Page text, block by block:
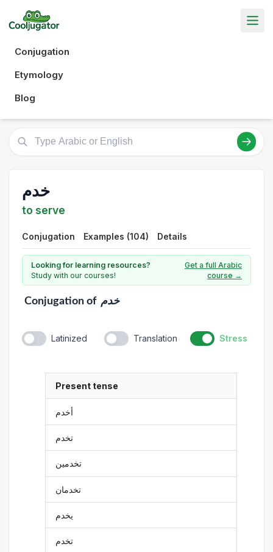
Conjugation
Etymology
Blog
خدم
to serve
Conjugation Examples (104) Details
Looking for learning resources?
Study with our courses!
Get a full Arabic
course →
Conjugationof خدم
Latinized Translation Stress
Present tense
أخدم
تخدم
تخدمين
تخدمان
يخدم
تخدم